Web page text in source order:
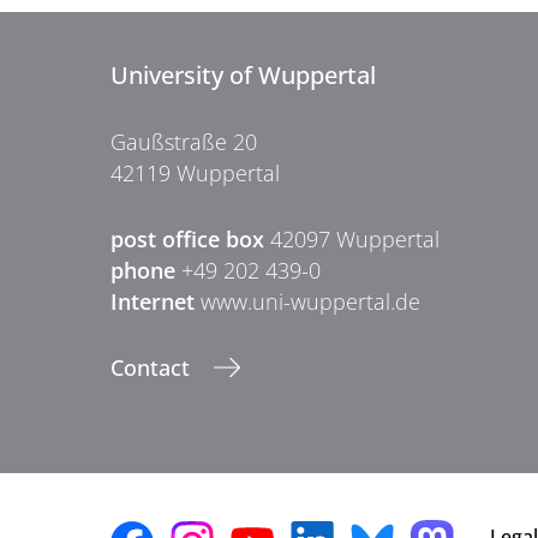
University of Wuppertal
Gaußstraße 20
42119 Wuppertal
post office box 42097 Wuppertal
phone +49 202 439-0
Internet www.uni-wuppertal.de
Contact